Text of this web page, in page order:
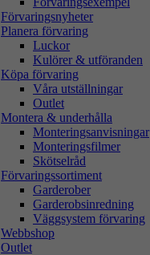
Förvaringsnyheter
Planera förvaring
Luckor
Kulörer & utföranden
Köpa förvaring
Våra utställningar
Outlet
Montera & underhålla
Monteringsanvisningar
Monteringsfilmer
Skötselråd
Förvaringssortiment
Garderober
Garderobsinredning
Väggsystem förvaring
Webbshop
Outlet